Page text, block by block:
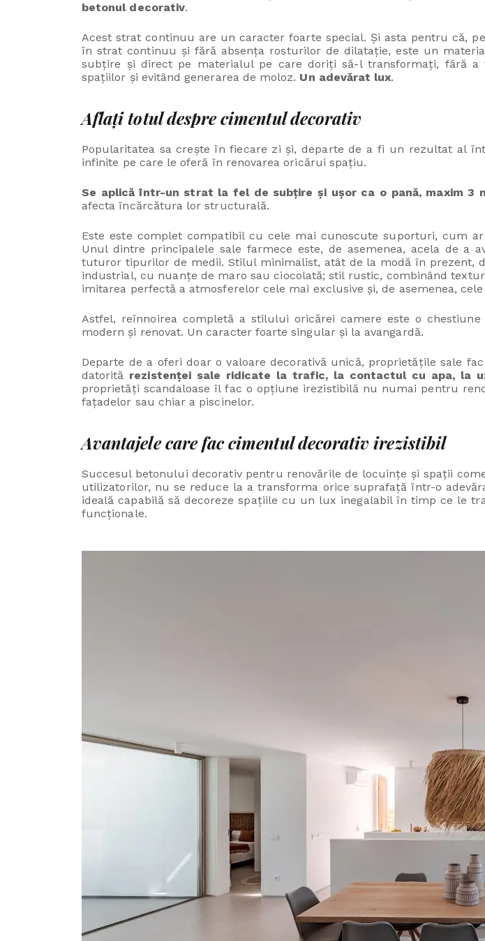
betonul decorativ.
Acest strat continuu are un caracter foarte special. Și asta pentru că,
în strat continuu și fără absența rosturilor de dilatație, este un
subțire și direct pe materialul pe care doriți să-l transformați, fără
spațiilor și evitând generarea de moloz. Un adevărat lux.
Aflați totul despre cimentul decorativ
Popularitatea sa crește în fiecare zi și, departe de a fi un rezultat al
infinite pe care le oferă în renovarea oricărui spațiu.
Se aplică într-un strat la fel de subțire și ușor ca o pană, maxim 3
afecta încărcătura lor structurală.
Este este complet compatibil cu cele mai cunoscute suporturi, cum
Unul dintre principalele sale farmece este, de asemenea, acela de a
tuturor tipurilor de medii. Stilul minimalist, atât de la modă în prezent,
industrial, cu nuanțe de maro sau ciocolată; stil rustic, combinând
imitarea perfectă a atmosferelor cele mai exclusive și, de asemenea,
Astfel, reînnoirea completă a stilului oricărei camere este o
modern și renovat. Un caracter foarte singular și la avangardă.
Departe de a oferi doar o valoare decorativă unică, proprietățile sale
datorită rezistenței sale ridicate la trafic, la contactul cu apa, la
proprietăți scandaloase îl fac o opțiune irezistibilă nu numai pentru
fațadelor sau chiar a piscinelor.
Avantajele care fac cimentul decorativ irezistibil
Succesul betonului decorativ pentru renovările de locuințe și spații
utilizatorilor, nu se reduce la a transforma orice suprafață într-o
ideală capabilă să decoreze spațiile cu un lux inegalabil în timp ce le
funcționale.